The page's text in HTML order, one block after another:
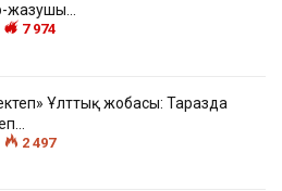
жазушы…
7 974
Ұлттық жобасы: Таразда
2 497